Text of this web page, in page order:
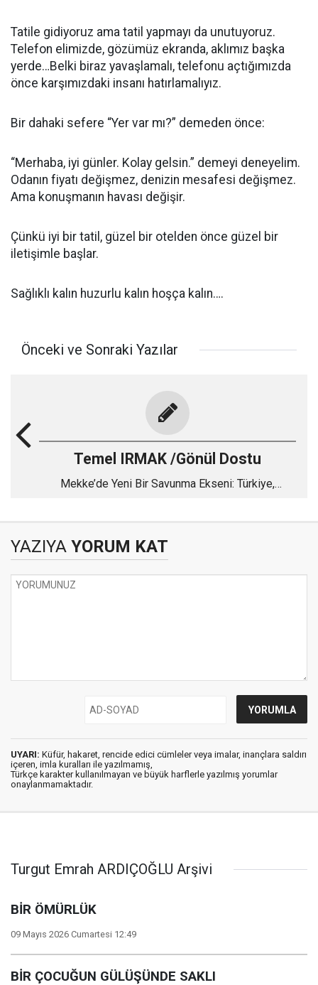
Tatile gidiyoruz ama tatil yapmayı da unutuyoruz.
Telefon elimizde, gözümüz ekranda, aklımız başka
yerde…Belki biraz yavaşlamalı, telefonu açtığımızda
önce karşımızdaki insanı hatırlamalıyız.
Bir dahaki sefere “Yer var mı?” demeden önce:
“Merhaba, iyi günler. Kolay gelsin.” demeyi deneyelim.
Odanın fiyatı değişmez, denizin mesafesi değişmez.
Ama konuşmanın havası değişir.
Çünkü iyi bir tatil, güzel bir otelden önce güzel bir
iletişimle başlar.
Sağlıklı kalın huzurlu kalın hoşça kalın….
Önceki ve Sonraki Yazılar
Temel IRMAK /Gönül Dostu
Mekke’de Yeni Bir Savunma Ekseni: Türkiye,
YAZIYA YORUM KAT
UYARI: Küfür, hakaret, rencide edici cümleler veya imalar, inançlara saldırı
içeren, imla kuralları ile yazılmamış,
Türkçe karakter kullanılmayan ve büyük harflerle yazılmış yorumlar
onaylanmamaktadır.
Turgut Emrah ARDIÇOĞLU Arşivi
BİR ÖMÜRLÜK
09 Mayıs 2026 Cumartesi 12:49
BİR ÇOCUĞUN GÜLÜŞÜNDE SAKLI